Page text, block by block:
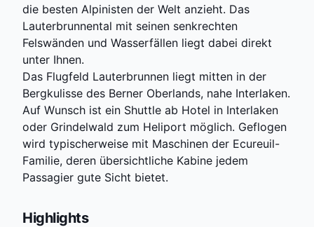
die besten Alpinisten der Welt anzieht. Das
Lauterbrunnental mit seinen senkrechten
Felswänden und Wasserfällen liegt dabei direkt
unter Ihnen.
Das Flugfeld Lauterbrunnen liegt mitten in der
Bergkulisse des Berner Oberlands, nahe Interlaken.
Auf Wunsch ist ein Shuttle ab Hotel in Interlaken
oder Grindelwald zum Heliport möglich. Geflogen
wird typischerweise mit Maschinen der Ecureuil-
Familie, deren übersichtliche Kabine jedem
Passagier gute Sicht bietet.
Highlights